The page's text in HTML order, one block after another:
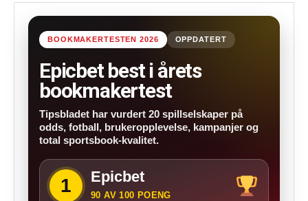
BOOKMAKERTESTEN 2026 OPPDATERT
Epicbet best i årets
bookmakertest
Tipsbladet har vurdert 20 spillselskaper på
odds, fotball, brukeropplevelse, kampanjer og
total sportsbook-kvalitet.
1 Epicbet
90 AV 100 POENG